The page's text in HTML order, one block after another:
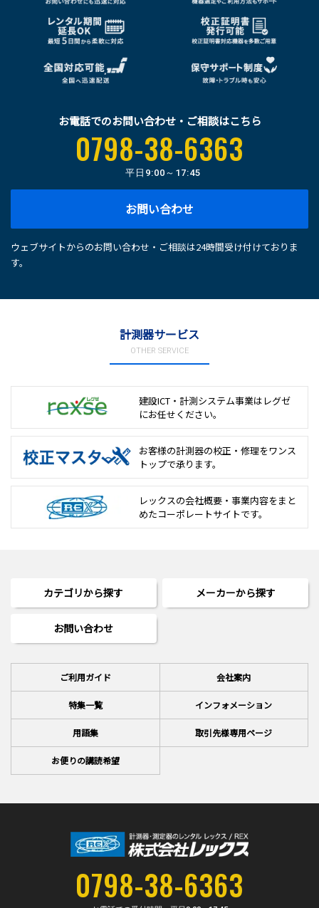
お電話でのお問い合わせ・ご相談はこちら
0798-38-6363
平日 9:00～17:45
お問い合わせ
ウェブサイトからのお問い合わせ・ご相談は24時間受け付けておりま
す。
計測器サービス
OTHER SERVICE
建設ICT・計測システム事業は レグゼ
にお任せください。
お客様の計測器の校正・修理をワンス
トップで承ります。
レックスの会社概要・事業内容をまと
めたコーポレートサイトです。
カテゴリから探す メーカーから探す
お問い合わせ
ご利用ガイド 会社案内
特集一覧 インフォメーション
用語集 取引先様専用ページ
お便りの講読希望
0798-38-6363